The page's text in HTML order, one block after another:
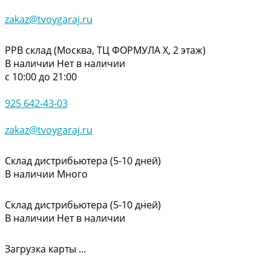
zakaz@tvoygaraj.ru
РРВ склад (Москва, ТЦ ФОРМУЛА Х, 2 этаж)
В наличии Нет в наличии
с 10:00 до 21:00
925 642-43-03
zakaz@tvoygaraj.ru
Склад дистрибьютера (5-10 дней)
В наличии Много
Склад дистрибьютера (5-10 дней)
В наличии Нет в наличии
Загрузка карты ...